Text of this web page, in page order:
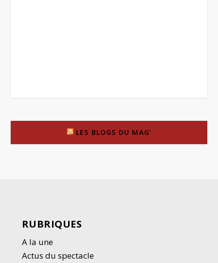
LES BLOGS DU MAG’
RUBRIQUES
A la une
Actus du spectacle